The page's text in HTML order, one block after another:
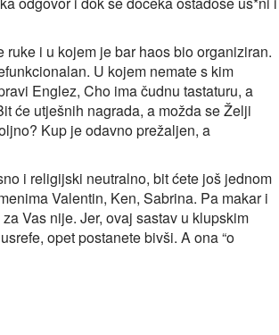
i u kojem je bar haos bio organiziran.
U kojem nemate s kim
Englez, Cho ima čudnu tastaturu, a
će utješnih nagrada, a možda se Želji
Kup je odavno prežaljen, a
i religijski neutralno, bit ćete još jednom
Valentin, Ken, Sabrina. Pa makar i
Vas nije. Jer, ovaj sastav u klupskim
opet postanete bivši. A ona “o